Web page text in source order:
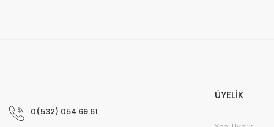
0(532) 054 69 61
ÜYELİK